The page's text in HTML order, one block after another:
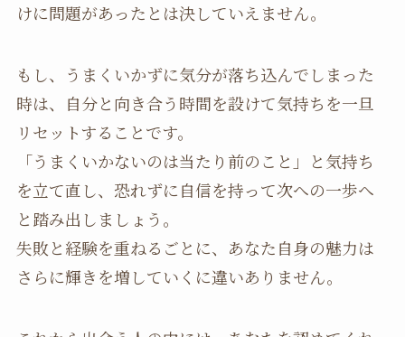
けに問題があったとは決していえません。
もし、うまくいかずに気分が落ち込んでしまった
時は、自分と向き合う時間を設けて気持ちを一旦
リセットすることです。
「うまくいかないのは当たり前のこと」と気持ち
を立て直し、恐れずに自信を持って次への一歩へ
と踏み出しましょう。
失敗と経験を重ねるごとに、あなた自身の魅力は
さらに輝きを増していくに違いありません。